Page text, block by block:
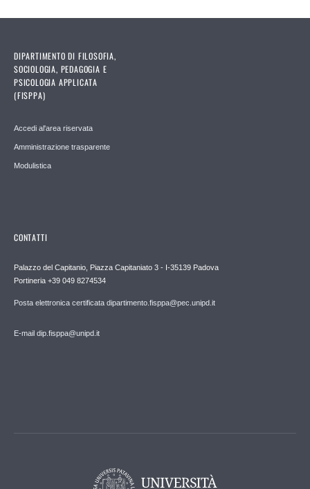
DIPARTIMENTO DI FILOSOFIA,
SOCIOLOGIA, PEDAGOGIA E
PSICOLOGIA APPLICATA
(FISPPA)
Accedi al'area riservata
Amministrazione trasparente
Modulistica
CONTATTI
Palazzo del Capitanio, Piazza Capitaniato 3 - I-35139 Padova
Portineria +39 049 8274534
Posta elettronica certificata dipartimento.fisppa@pec.unipd.it
E-mail dip.fisppa@unipd.it